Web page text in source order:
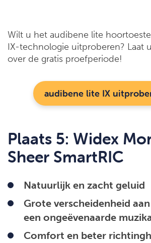
Wilt u het audibene lite
IX-technologie uitproberen? Laat
over de gratis proefperiode!
audibene lite IX
Plaats 5: Widex
Sheer SmartRIC
Natuurlijk en zacht geluid
Grote verscheidenheid
een ongeëvenaarde
Comfort en beter